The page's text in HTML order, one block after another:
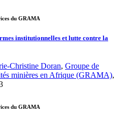
du GRAMA
institutionnelles et lutte contre la
Christine Doran, Groupe de
minières en Afrique (GRAMA),
du GRAMA